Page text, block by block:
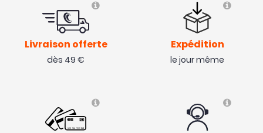
Livraison offerte
dès 49 €
Expédition
le jour même